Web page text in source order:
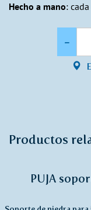
Hecho a mano:
-
Productos
PUJA